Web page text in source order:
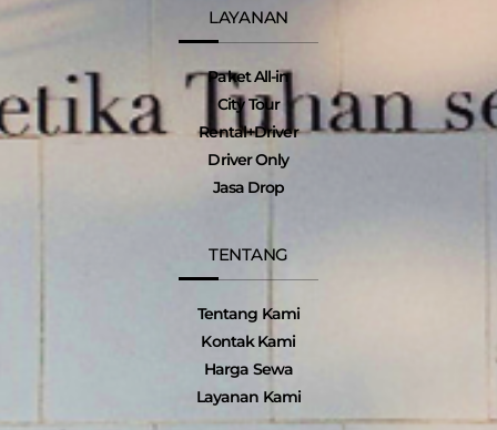
LAYANAN
Paket All-in
City Tour
Rental+Driver
Driver Only
Jasa Drop
TENTANG
Tentang Kami
Kontak Kami
Harga Sewa
Layanan Kami
I
T
F